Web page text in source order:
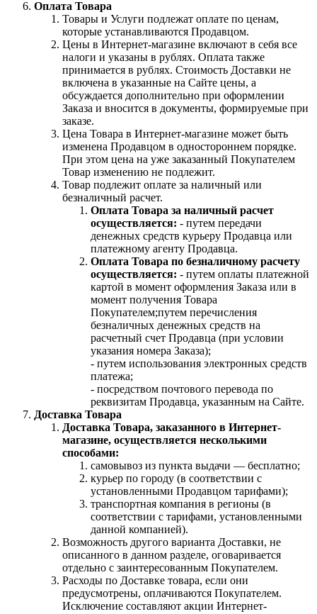
Оплата Товара
Товары и Услуги подлежат оплате по ценам,
которые устанавливаются Продавцом.
Цены в Интернет-магазине включают в себя все
налоги и указаны в рублях. Оплата также
принимается в рублях. Стоимость Доставки не
включена в указанные на Сайте цены, а
обсуждается дополнительно при оформлении
Заказа и вносится в документы, формируемые при
заказе.
Цена Товара в Интернет-магазине может быть
изменена Продавцом в одностороннем порядке.
При этом цена на уже заказанный Покупателем
Товар изменению не подлежит.
Товар подлежит оплате за наличный или
безналичный расчет.
Оплата Товара за наличный расчет
осуществляется: - путем передачи
денежных средств курьеру Продавца или
платежному агенту Продавца.
Оплата Товара по безналичному расчету
осуществляется: - путем оплаты платежной
картой в момент оформления Заказа или в
момент получения Товара
Покупателем;путем перечисления
безналичных денежных средств на
расчетный счет Продавца (при условии
указания номера Заказа);
- путем использования электронных средств
платежа;
- посредством почтового перевода по
реквизитам Продавца, указанным на Сайте.
Доставка Товара
Доставка Товара, заказанного в Интернет-
магазине, осуществляется несколькими
способами:
самовывоз из пункта выдачи — бесплатно;
курьер по городу (в соответствии с
установленными Продавцом тарифами);
транспортная компания в регионы (в
соответствии с тарифами, установленными
данной компанией).
Возможность другого варианта Доставки, не
описанного в данном разделе, оговаривается
отдельно с заинтересованным Покупателем.
Расходы по Доставке товара, если они
предусмотрены, оплачиваются Покупателем.
Исключение составляют акции Интернет-